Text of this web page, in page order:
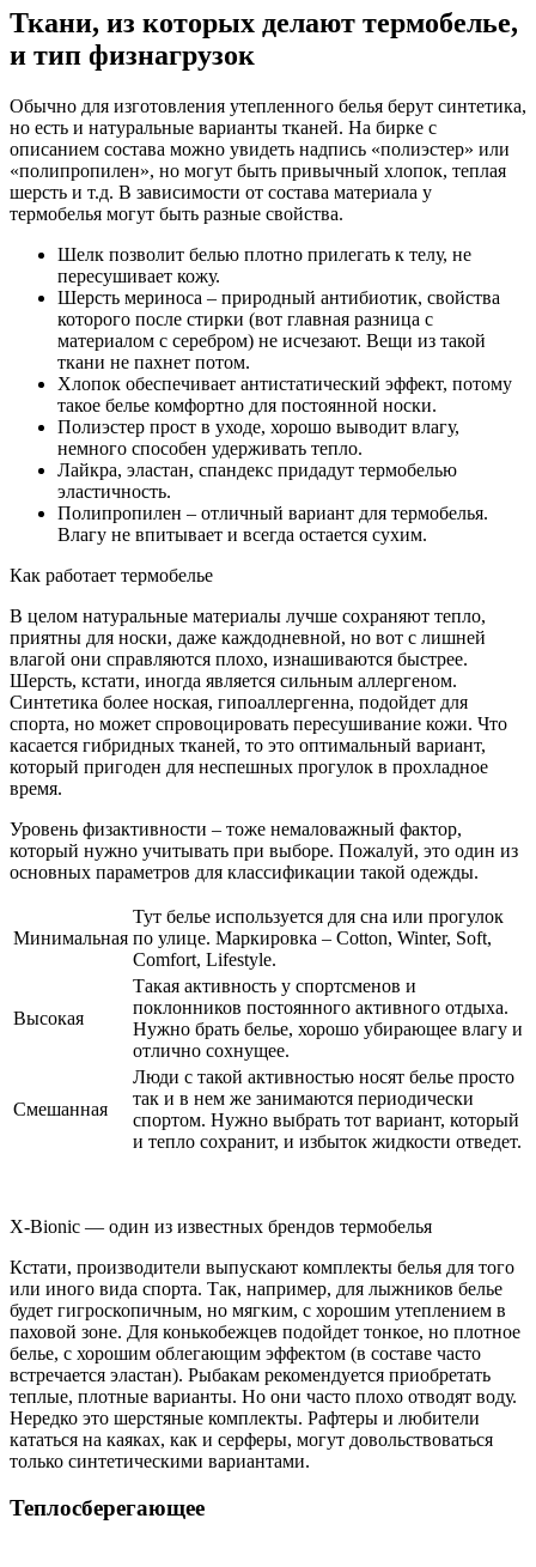
Ткани, из которых делают термобелье,
и тип физнагрузок
Обычно для изготовления утепленного белья берут синтетика,
но есть и натуральные варианты тканей. На бирке с
описанием состава можно увидеть надпись «полиэстер» или
«полипропилен», но могут быть привычный хлопок, теплая
шерсть и т.д. В зависимости от состава материала у
термобелья могут быть разные свойства.
Шелк позволит белью плотно прилегать к телу, не
пересушивает кожу.
Шерсть мериноса – природный антибиотик, свойства
которого после стирки (вот главная разница с
материалом с серебром) не исчезают. Вещи из такой
ткани не пахнет потом.
Хлопок обеспечивает антистатический эффект, потому
такое белье комфортно для постоянной носки.
Полиэстер прост в уходе, хорошо выводит влагу,
немного способен удерживать тепло.
Лайкра, эластан, спандекс придадут термобелью
эластичность.
Полипропилен – отличный вариант для термобелья.
Влагу не впитывает и всегда остается сухим.
Как работает термобелье
В целом натуральные материалы лучше сохраняют тепло,
приятны для носки, даже каждодневной, но вот с лишней
влагой они справляются плохо, изнашиваются быстрее.
Шерсть, кстати, иногда является сильным аллергеном.
Синтетика более ноская, гипоаллергенна, подойдет для
спорта, но может спровоцировать пересушивание кожи. Что
касается гибридных тканей, то это оптимальный вариант,
который пригоден для неспешных прогулок в прохладное
время.
Уровень физактивности – тоже немаловажный фактор,
который нужно учитывать при выборе. Пожалуй, это один из
основных параметров для классификации такой одежды.
Минимальная
Тут белье используется для сна или прогулок
по улице. Маркировка – Cotton, Winter, Soft,
Comfort, Lifestyle.
Высокая
Такая активность у спортсменов и
поклонников постоянного активного отдыха.
Нужно брать белье, хорошо убирающее влагу и
отлично сохнущее.
Смешанная
Люди с такой активностью носят белье просто
так и в нем же занимаются периодически
спортом. Нужно выбрать тот вариант, который
и тепло сохранит, и избыток жидкости отведет.
X-Bionic — один из известных брендов термобелья
Кстати, производители выпускают комплекты белья для того
или иного вида спорта. Так, например, для лыжников белье
будет гигроскопичным, но мягким, с хорошим утеплением в
паховой зоне. Для конькобежцев подойдет тонкое, но плотное
белье, с хорошим облегающим эффектом (в составе часто
встречается эластан). Рыбакам рекомендуется приобретать
теплые, плотные варианты. Но они часто плохо отводят воду.
Нередко это шерстяные комплекты. Рафтеры и любители
кататься на каяках, как и серферы, могут довольствоваться
только синтетическими вариантами.
Теплосберегающее